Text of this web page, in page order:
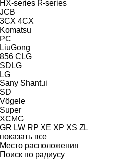
HX-series R-series
JCB
3CX 4CX
Komatsu
PC
LiuGong
856 CLG
SDLG
LG
Sany Shantui
SD
Vögele
Super
XCMG
GR LW RP XE XP XS ZL
показать все
Место расположения
Поиск по радиусу